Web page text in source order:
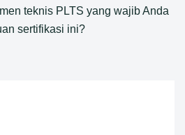
teknis PLTS yang wajib Anda
sertifikasi ini?